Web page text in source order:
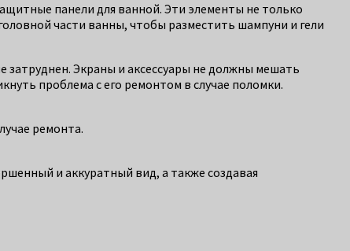
панели для ванной. Эти элементы не только
части ванны, чтобы разместить шампуни и гели
затруднен. Экраны и аксессуары не должны мешать
проблема с его ремонтом в случае поломки.
ремонта.
и аккуратный вид, а также создавая